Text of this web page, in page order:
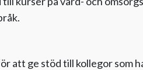
att ge stöd till kollegor som